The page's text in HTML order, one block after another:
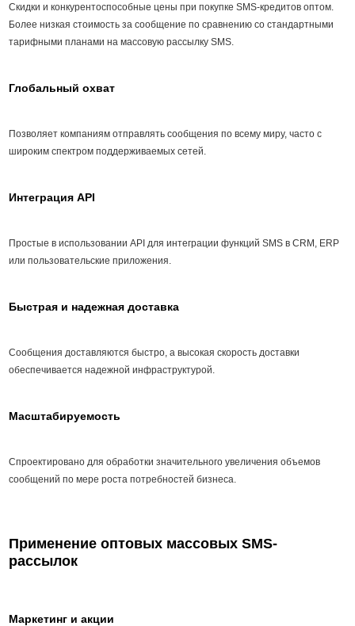
Скидки и конкурентоспособные цены при покупке SMS-кредитов оптом.
Более низкая стоимость за сообщение по сравнению со стандартными
тарифными планами на массовую рассылку SMS.
Глобальный охват
Позволяет компаниям отправлять сообщения по всему миру, часто с
широким спектром поддерживаемых сетей.
Интеграция API
Простые в использовании API для интеграции функций SMS в CRM, ERP
или пользовательские приложения.
Быстрая и надежная доставка
Сообщения доставляются быстро, а высокая скорость доставки
обеспечивается надежной инфраструктурой.
Масштабируемость
Спроектировано для обработки значительного увеличения объемов
сообщений по мере роста потребностей бизнеса.
Применение оптовых массовых SMS-
рассылок
Маркетинг и акции